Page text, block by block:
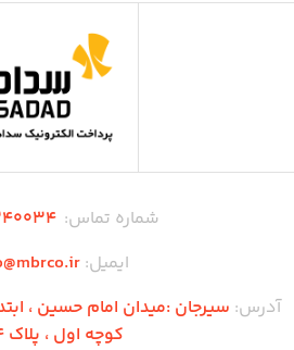
شماره تماس:
ایمیل:
آدرس: سیرجان :میدان امام حسین ،
کوچه اول ، پلاک 214